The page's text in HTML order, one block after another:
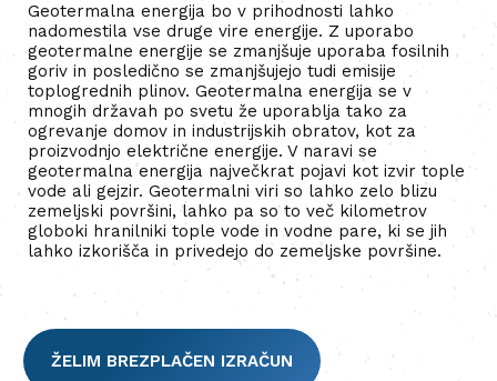
Geotermalna energija bo v prihodnosti lahko
nadomestila vse druge vire energije. Z uporabo
geotermalne energije se zmanjšuje uporaba fosilnih
goriv in posledično se zmanjšujejo tudi emisije
toplogrednih plinov. Geotermalna energija se v
mnogih državah po svetu že uporablja tako za
ogrevanje domov in industrijskih obratov, kot za
proizvodnjo električne energije. V naravi se
geotermalna energija največkrat pojavi kot izvir tople
vode ali gejzir. Geotermalni viri so lahko zelo blizu
zemeljski površini, lahko pa so to več kilometrov
globoki hranilniki tople vode in vodne pare, ki se jih
lahko izkorišča in privedejo do zemeljske površine.
ŽELIM BREZPLAČEN IZRAČUN